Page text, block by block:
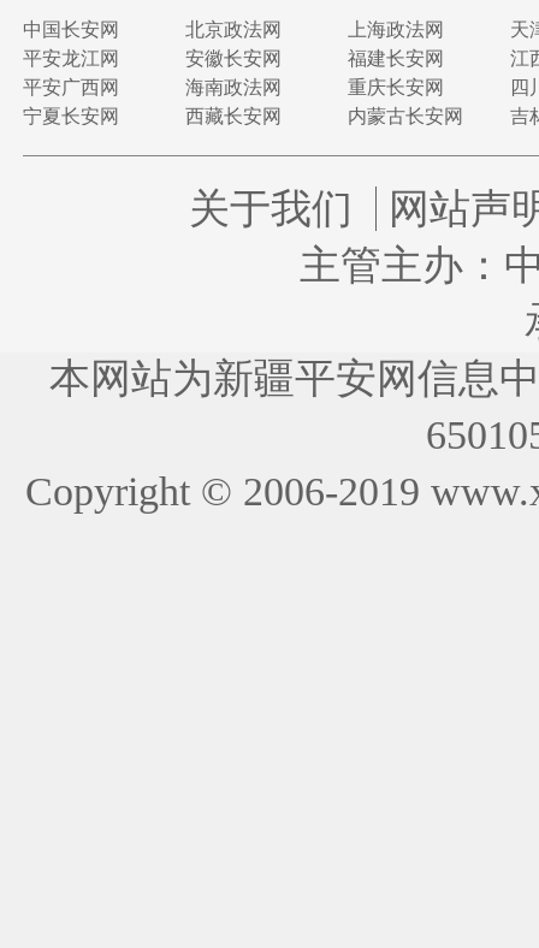
中国长安网 北京政法网 上海政法网
天
平安龙江网
安徽长安网 福建长安网
江
平安广西网
海南政法网 重庆长安网
四
宁夏长安网
西藏长安网 内蒙古长安网 吉
关于我们
网站声
主管主办：
本网站为新疆平安网信息
Copyright © 2006-2019